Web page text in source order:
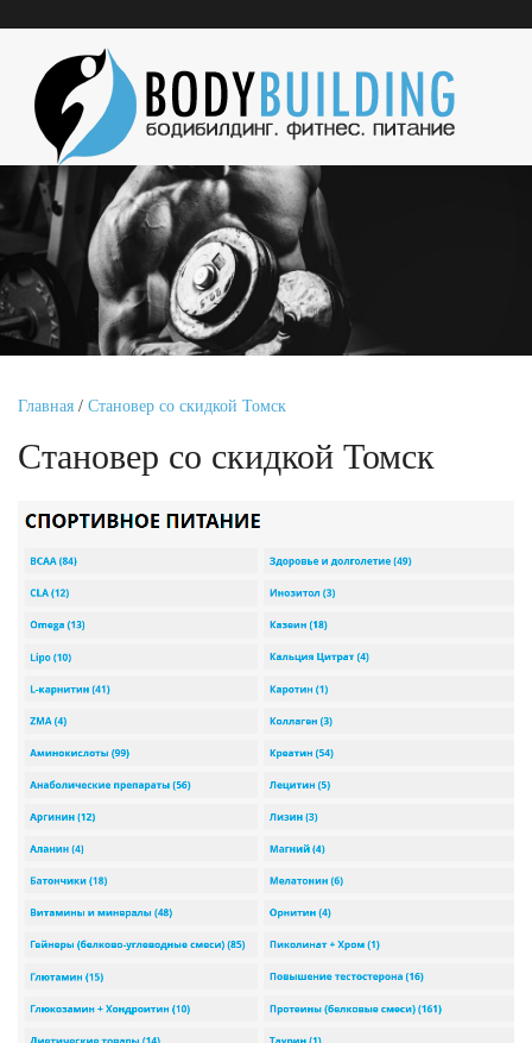
Главная / Становер со скидкой Томск
Становер со скидкой Томск